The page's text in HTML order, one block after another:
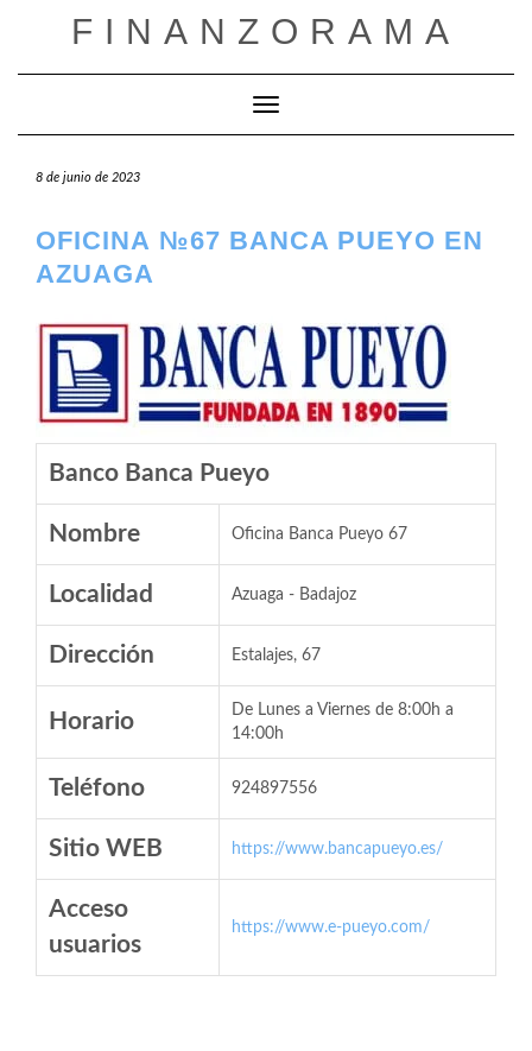
FINANZORAMA
Cambiar modo de navegación
8 de junio de 2023
OFICINA №67 BANCA PUEYO EN
AZUAGA
Banco Banca Pueyo
Nombre Oficina Banca Pueyo 67
Localidad Azuaga - Badajoz
Dirección Estalajes, 67
Horario
De Lunes a Viernes de 8:00h a
14:00h
Teléfono 924897556
Sitio WEB https://www.bancapueyo.es/
Acceso
usuarios
https://www.e-pueyo.com/